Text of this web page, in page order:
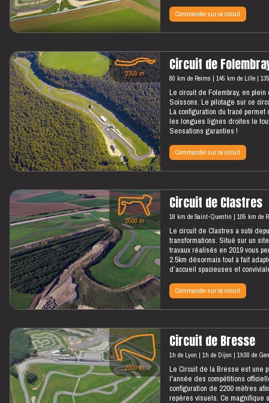
Commander sur ce circuit
Circuit de
2350 m 80 km de Reims 145 km de Lille
Le circuit de Folembray, en
Soissons. Le pilotage sur ce
La configuration du tracé
les longues lignes droites le
Sensations garanties !
Commander sur ce circuit
Circuit de Clastres
2500 m 18 km de Saint-Quentin 105 km de
Le circuit de Clastres a subi
transformations. Situé sur un
travaux réalisés en 2019 vous
2.5km désormais tout à fait
d’accueil spacieuses et
Commander sur ce circuit
Circuit de Bresse
2000 m
1h de Lyon 1h de Dijon 1h30 de
Le Circuit de la Bresse est une
l'année des compétitions
configuration de 2200 mètres
repères visuels. Ce magnifique